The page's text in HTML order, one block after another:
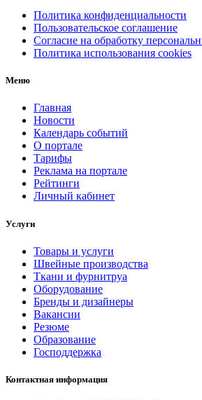
Политика конфиденциальности
Пользовательское соглашение
Согласие на обработку
Политика использования cookies
Меню
Главная
Новости
Календарь событий
О портале
Тарифы
Реклама на портале
Рейтинги
Личный кабинет
Услуги
Товары и услуги
Швейные производства
Ткани и фурнитруа
Оборудование
Бренды и дизайнеры
Вакансии
Резюме
Образование
Господдержка
Контактная информация